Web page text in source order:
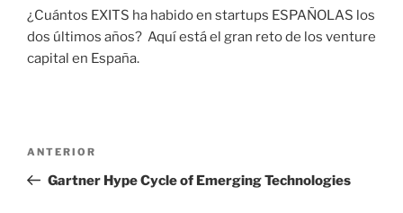
¿Cuántos EXITS ha habido en startups ESPAÑOLAS los
dos últimos años? Aquí está el gran reto de los venture
capital en España.
entradas
Entrada
anterior:
ANTERIOR
Gartner Hype Cycle of Emerging Technologies